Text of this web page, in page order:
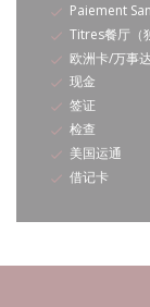
Paiement
Titres餐厅（
欧洲卡/万事
现金
签证
检查
美国运通
借记卡